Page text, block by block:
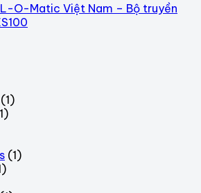
O-Matic Việt Nam – Bộ truyền
(1)
(1)